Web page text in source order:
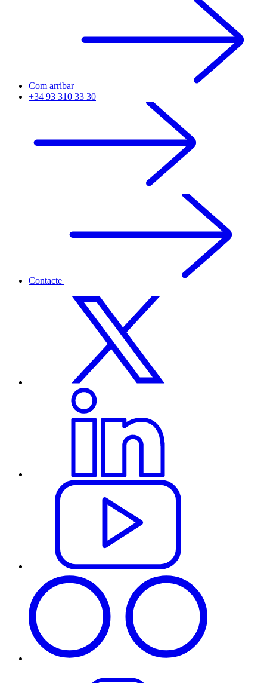
Com arribar
+34 93 310 33 30
Contacte